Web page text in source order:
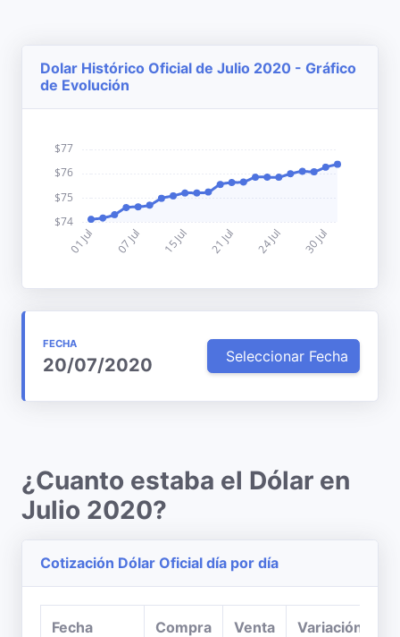
Dolar Histórico Oficial de Julio 2020 - Gráfico
de Evolución
FECHA
20/07/2020 Seleccionar Fecha
¿Cuanto estaba el Dólar en
Julio 2020?
Cotización Dólar Oficial día por día
Fecha Compra Venta Variación